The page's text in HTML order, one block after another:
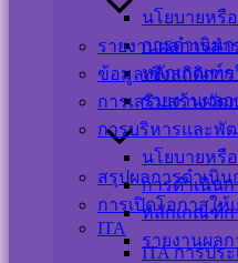
นโยบายหรื
การดำเนิน
หลักเกณฑ์ก
รายงานผล
สรุปผลการดำเนิ
การเปิดโอกาสใ
ITA
ITA การปร
รายงานผลการส
ข้อมูลเชิงสถิติกา
การเสริมสร้างวั
การบริหารและพั
นโยบายหรื
การดำเนิน
หลักเกณฑ์ก
รายงานผล